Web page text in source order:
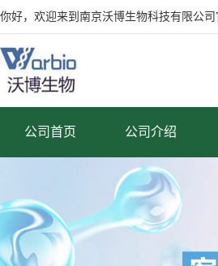
你好，欢迎来到南京沃博生物科技有限公司
公司首页 公司介绍